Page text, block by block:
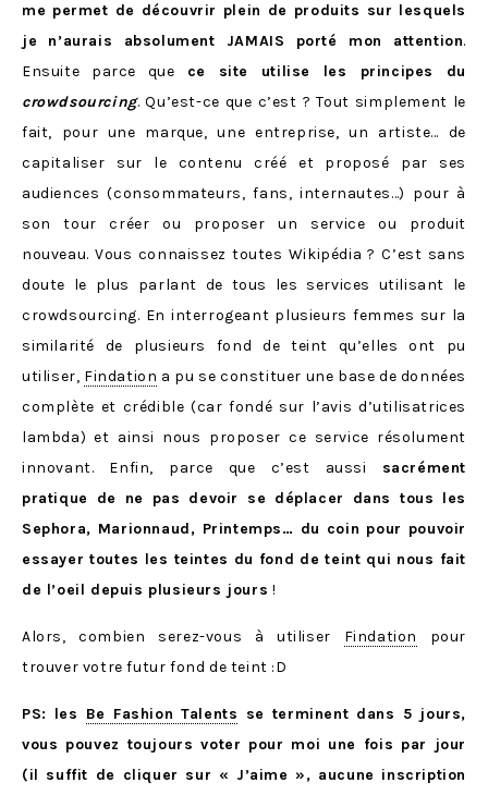
me permet de découvrir plein de produits sur lesquels
je n’aurais absolument JAMAIS porté mon attention.
Ensuite parce que ce site utilise les principes du
crowdsourcing. Qu’est-ce que c’est ? Tout simplement le
fait, pour une marque, une entreprise, un artiste… de
capitaliser sur le contenu créé et proposé par ses
audiences (consommateurs, fans, internautes…) pour à
son tour créer ou proposer un service ou produit
nouveau. Vous connaissez toutes Wikipédia ? C’est sans
doute le plus parlant de tous les services utilisant le
crowdsourcing. En interrogeant plusieurs femmes sur la
similarité de plusieurs fond de teint qu’elles ont pu
utiliser, Findation a pu se constituer une base de données
complète et crédible (car fondé sur l’avis d’utilisatrices
lambda) et ainsi nous proposer ce service résolument
innovant. Enfin, parce que c’est aussi sacrément
pratique de ne pas devoir se déplacer dans tous les
Sephora, Marionnaud, Printemps… du coin pour pouvoir
essayer toutes les teintes du fond de teint qui nous fait
de l’oeil depuis plusieurs jours !
Alors, combien serez-vous à utiliser Findation
pour
trouver votre futur fond de teint :D
PS: les Be Fashion Talents se terminent dans 5 jours,
vous pouvez toujours voter pour moi une fois par jour
(il suffit de cliquer sur « J’aime », aucune inscription